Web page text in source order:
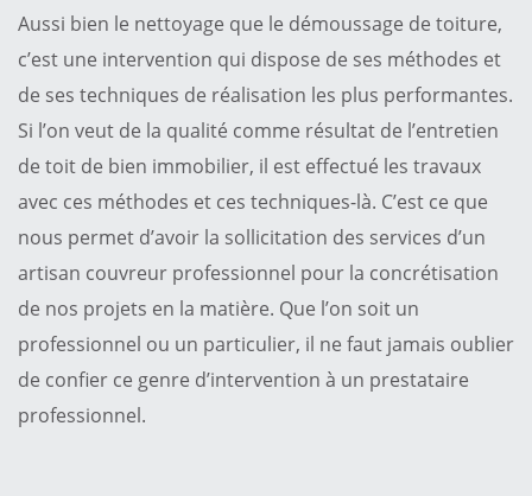
Aussi bien le nettoyage que le démoussage de toiture,
c’est une intervention qui dispose de ses méthodes et
de ses techniques de réalisation les plus performantes.
Si l’on veut de la qualité comme résultat de l’entretien
de toit de bien immobilier, il est effectué les travaux
avec ces méthodes et ces techniques-là. C’est ce que
nous permet d’avoir la sollicitation des services d’un
artisan couvreur professionnel pour la concrétisation
de nos projets en la matière. Que l’on soit un
professionnel ou un particulier, il ne faut jamais oublier
de confier ce genre d’intervention à un prestataire
professionnel.